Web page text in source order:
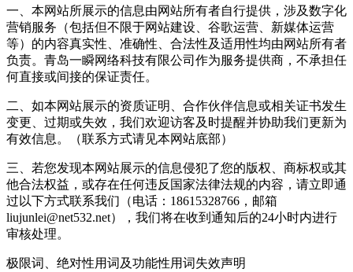
一、本网站所展示的信息由网站所有者自行提供，涉及数字化
营销服务（包括但不限于网站建设、谷歌运营、新媒体运营
等）的内容真实性、准确性、合法性及适用性均由网站所有者
负责。青岛一瞬网络科技有限公司作为服务提供商，不承担任
何直接或间接的保证责任。
二、如本网站展示的资质证明、合作伙伴信息或相关证书发生
变更、过期或失效，我们欢迎访客及时提醒并协助我们更新为
有效信息。（联系方式请见本网站底部）
三、若您发现本网站展示的信息侵犯了您的版权、商标权或其
他合法权益，或存在任何违反国家法律法规的内容，请立即通
过以下方式联系我们（电话：18615328766，邮箱
liujunlei@net532.net），我们将在收到通知后的24小时内进行
审核处理。
极限词、绝对性用词及功能性用词失效声明